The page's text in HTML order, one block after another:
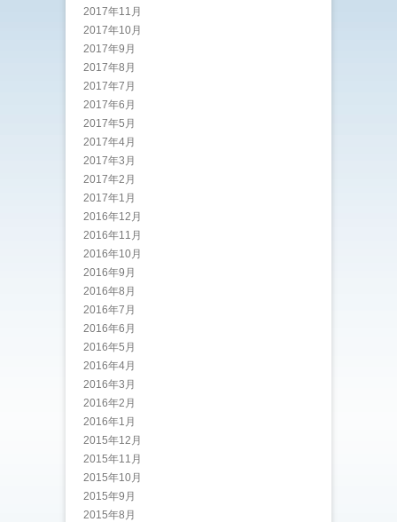
2017年11月
2017年10月
2017年9月
2017年8月
2017年7月
2017年6月
2017年5月
2017年4月
2017年3月
2017年2月
2017年1月
2016年12月
2016年11月
2016年10月
2016年9月
2016年8月
2016年7月
2016年6月
2016年5月
2016年4月
2016年3月
2016年2月
2016年1月
2015年12月
2015年11月
2015年10月
2015年9月
2015年8月